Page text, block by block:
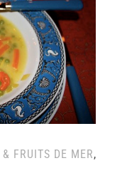
& FRUITS DE MER,